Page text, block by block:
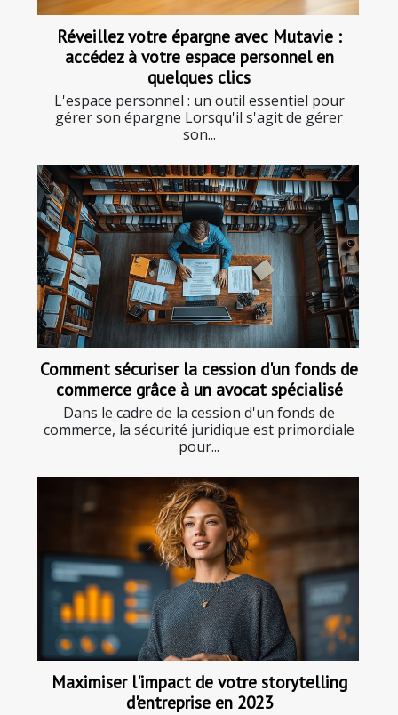
Réveillez votre épargne avec Mutavie :
accédez à votre espace personnel en
quelques clics
L'espace personnel : un outil essentiel pour
gérer son épargne Lorsqu'il s'agit de gérer
son...
Comment sécuriser la cession d'un fonds de
commerce grâce à un avocat spécialisé
Dans le cadre de la cession d'un fonds de
commerce, la sécurité juridique est primordiale
pour...
Maximiser l'impact de votre storytelling
d'entreprise en 2023